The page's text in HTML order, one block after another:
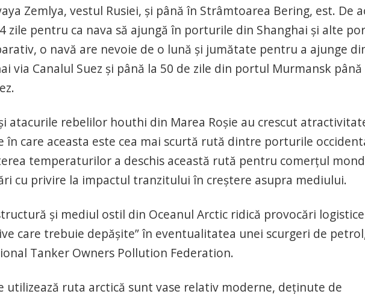
Zemlya, vestul Rusiei, şi până în Strâmtoarea Bering, est. De
zile pentru ca nava să ajungă în porturile din Shanghai şi alte
o navă are nevoie de o lună şi jumătate pentru a ajunge
via Canalul Suez şi până la 50 de zile din portul Murmansk până
atacurile rebelilor houthi din Marea Roşie au crescut
în care aceasta este cea mai scurtă rută dintre porturile
temperaturilor a deschis această rută pentru comerţul
cu privire la impactul tranzitului în creştere asupra mediului.
şi mediul ostil din Oceanul Arctic ridică provocări
care trebuie depăşite” în eventualitatea unei scurgeri de
Tanker Owners Pollution Federation.
utilizează ruta arctică sunt vase relativ moderne, deţinute de